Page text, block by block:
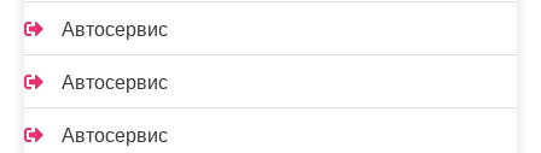
Автосервис
Автосервис
Автосервис